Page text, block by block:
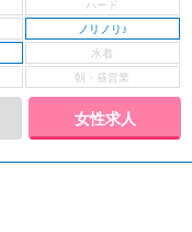
ノリノリ♪
女性求人